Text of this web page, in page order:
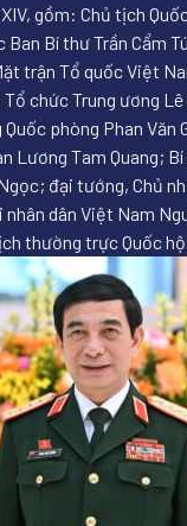
gồm: Chủ tịch
Bí thư Trần Cẩm
trận Tổ quốc Việt
chức Trung ương
phòng Phan Văn
Lương Tam Quang;
đại tướng, Chủ
nhân dân Việt Nam
thường trực Quốc